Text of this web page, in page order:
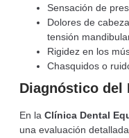
Sensación de
Dolores de
tensión
Rigidez en los
Chasquidos o
Diagnóstico del
En la Clínica Dental
una evaluación